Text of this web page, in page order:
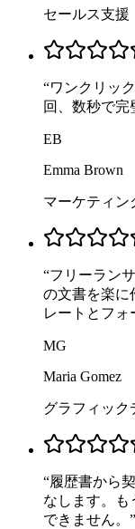
セールス支援
“ワンクリッ
回、数秒で完
EB
Emma Brown
マーケティン
“フリーラン
の文書を楽に
レートとフォ
MG
Maria Gomez
グラフィック
“履歴書から
なします。も
できません。 ”